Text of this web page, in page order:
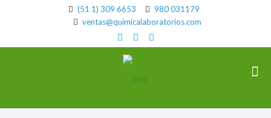
(51 1) 309 6653
980 031179
ventas@quimicalaboratorios.com